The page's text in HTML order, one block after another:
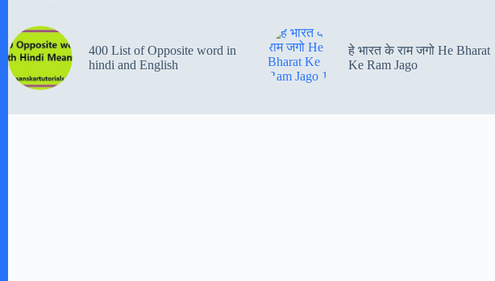
400 List of Opposite word in
hindi and English
हे भारत के राम जगो He Bharat
Ke Ram Jago